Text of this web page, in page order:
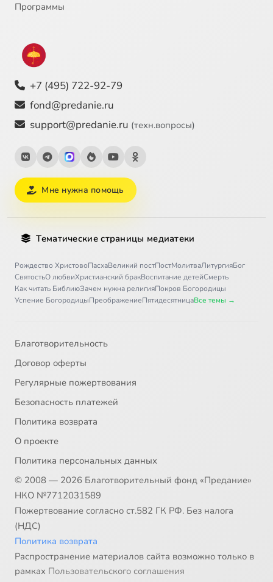
Программы
+7 (495) 722-92-79
fond@predanie.ru
support@predanie.ru (техн.вопросы)
Мне нужна помощь
Тематические страницы медиатеки
Рождество ХристовоПасхаВеликий постПостМолитваЛитургияБог
СвятостьО любвиХристианский бракВоспитание детейСмерть
Как читать БиблиюЗачем нужна религияПокров Богородицы
Успение БогородицыПреображениеПятидесятницаВсе темы →
Благотворительность
Договор оферты
Регулярные пожертвования
Безопасность платежей
Политика возврата
О проекте
Политика персональных данных
© 2008 — 2026 Благотворительный фонд «Предание»
НКО №7712031589
Пожертвование согласно ст.582 ГК РФ. Без налога
(НДС)
Политика возврата
Распространение материалов сайта возможно только в
рамках Пользовательского соглашения